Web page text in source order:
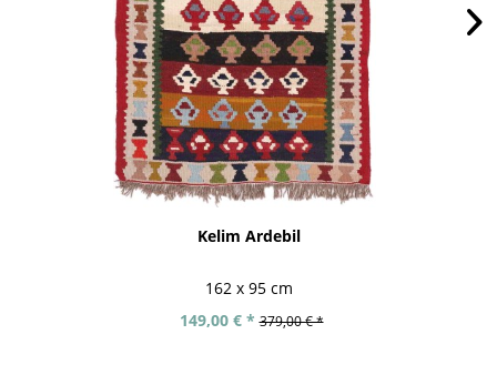
Kelim Ardebil
162 x 95 cm
149,00 € * 379,00 € *